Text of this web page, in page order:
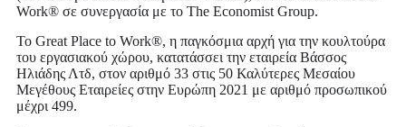
Work® σε συνεργασία με το The Economist Group.
Το Great Place to Work®, η παγκόσμια αρχή για την κουλτούρα
του εργασιακού χώρου, κατατάσσει την εταιρεία Βάσσος
Ηλιάδης Λτδ, στον αριθμό 33 στις 50 Καλύτερες Μεσαίου
Μεγέθους Εταιρείες στην Ευρώπη 2021 με αριθμό προσωπικού
μέχρι 499.